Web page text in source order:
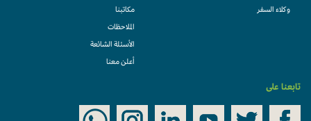
وكلاء السفر مكاتبنا
الملاحظات
الأسئلة الشائعة
أعلن معنا
تابعنا على